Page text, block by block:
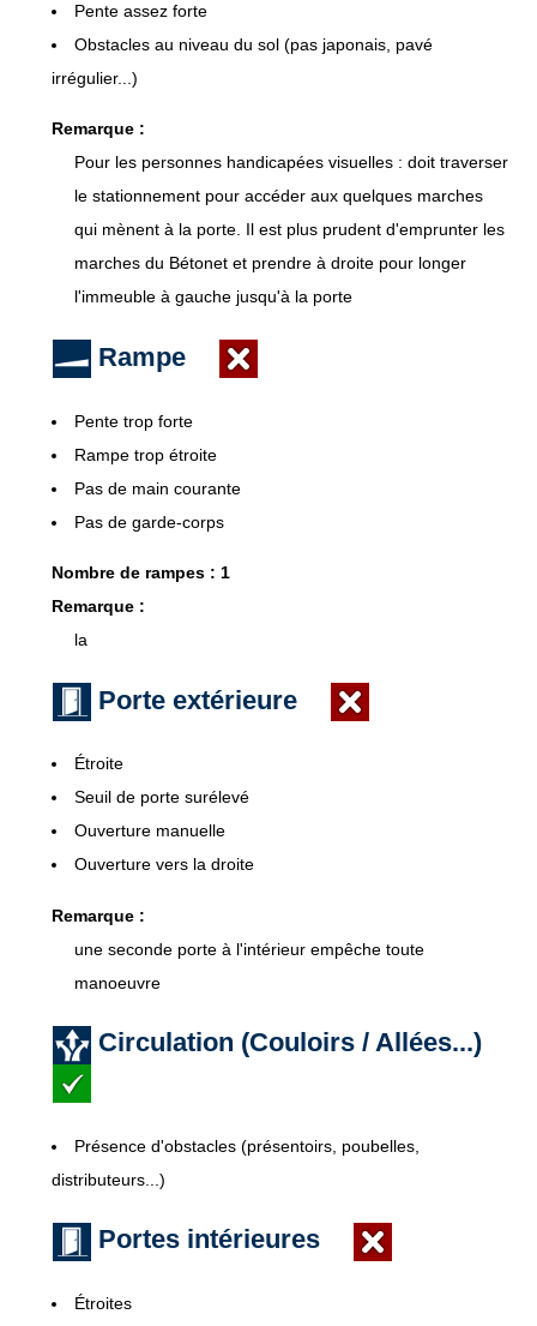
Pente assez forte
Obstacles au niveau du sol (pas japonais, pavé
irrégulier...)
Remarque :
Pour les personnes handicapées visuelles : doit traverser
le stationnement pour accéder aux quelques marches
qui mènent à la porte. Il est plus prudent d'emprunter les
marches du Bétonet et prendre à droite pour longer
l'immeuble à gauche jusqu'à la porte
Rampe
Pente trop forte
Rampe trop étroite
Pas de main courante
Pas de garde-corps
Nombre de rampes : 1
Remarque :
la
Porte extérieure
Étroite
Seuil de porte surélevé
Ouverture manuelle
Ouverture vers la droite
Remarque :
une seconde porte à l'intérieur empêche toute
manoeuvre
Circulation (Couloirs / Allées...)
Présence d'obstacles (présentoirs, poubelles,
distributeurs...)
Portes intérieures
Étroites